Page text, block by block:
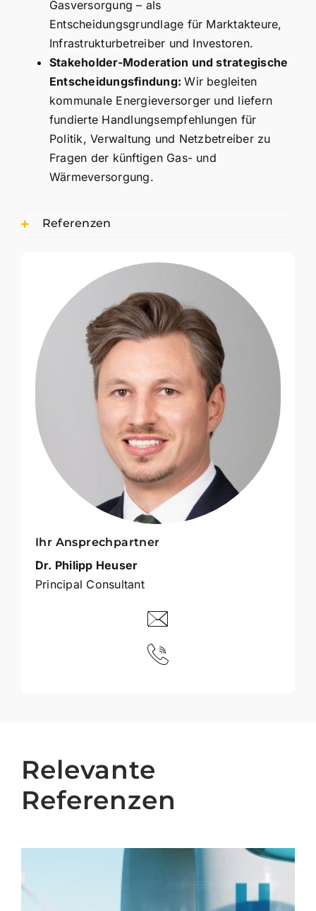
Gasversorgung – als
Entscheidungsgrundlage für Marktakteure,
Infrastrukturbetreiber und Investoren.
Stakeholder-Moderation und strategische
Entscheidungsfindung:Wir begleiten
kommunale Energieversorger und liefern
fundierte Handlungsempfehlungen für
Politik, Verwaltung und Netzbetreiber zu
Fragen der künftigen Gas- und
Wärmeversorgung.
Referenzen
Ihr Ansprech­partner
Dr. Philipp Heuser
Principal Consultant
Relevante
Referenzen